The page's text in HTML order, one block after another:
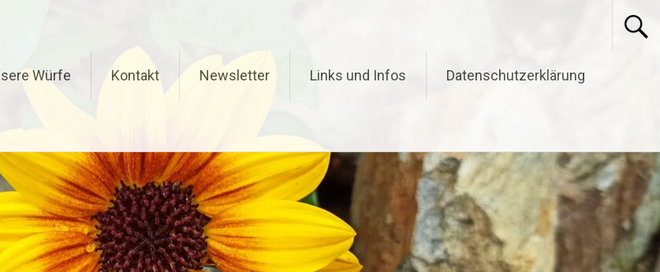
Würfe Kontakt Newsletter Links und Infos Datenschutzerklärung